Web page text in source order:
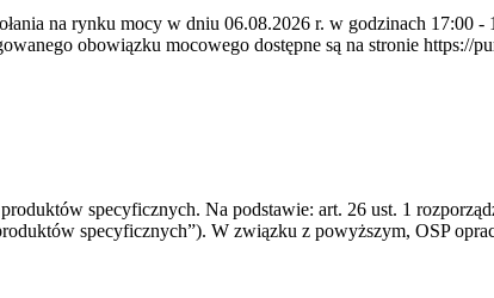
na rynku mocy w dniu 06.08.2026 r. w godzinach
obowiązku mocowego dostępne są na stronie https://
specyficznych. Na podstawie: art. 26 ust. 1
specyficznych”). W związku z powyższym, OSP